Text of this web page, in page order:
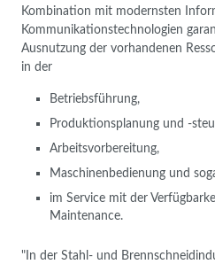
Kombination mit modernsten
Kommunikationstechnologien
Ausnutzung der vorhandenen
in der
Betriebsführung,
Produktionsplanung und -
Arbeitsvorbereitung,
Maschinenbedienung und
im Service mit der
Maintenance.
"In der Stahl- und